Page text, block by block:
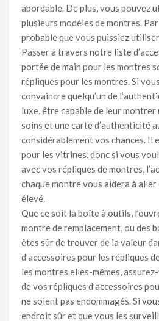
abordable. De plus, vous pouvez
plusieurs modèles de montres.
probable que vous puissiez
Passer à travers notre liste
portée de main pour les montres
répliques pour les montres. Si
convaincre quelqu’un de
luxe, être capable de leur
soins et une carte d’authenticité
considérablement vos chances. Il
pour les vitrines, donc si vous
avec vos répliques de montres,
chaque montre vous aidera à
élevé.
Que ce soit la boîte à outils,
montre de remplacement, ou des
êtes sûr de trouver de la valeur
d’accessoires pour les répliques
les montres elles-mêmes,
de vos répliques d’accessoires
ne soient pas endommagés. Si
endroit sûr et que vous les